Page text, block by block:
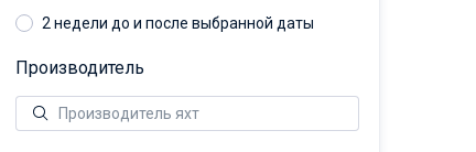
2 недели до и после выбранной даты
Производитель